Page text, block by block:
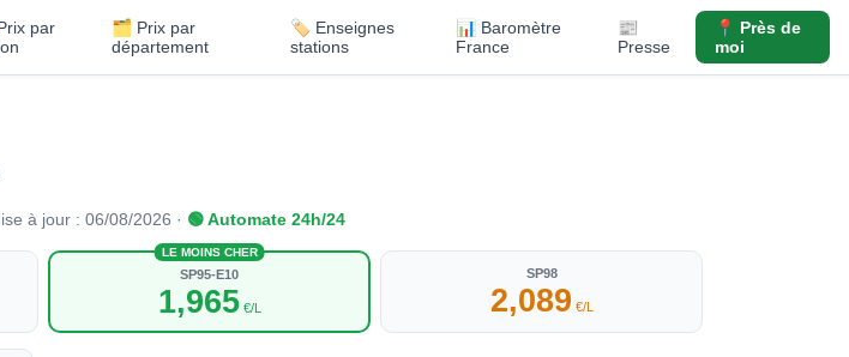
par
🗂️ Prix par
département
🏷️ Enseignes
stations
📊 Baromètre
France
📰
Presse
📍 Près de
moi
à jour : 06/08/2026 · 🟢 Automate 24h/24
LE MOINS CHER
SP95-E10
1,965€/L
SP98
2,089 €/L